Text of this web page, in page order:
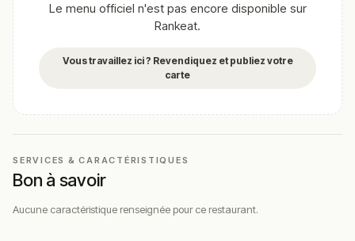
Cette description peut contenir des erreurs, n'hésitez pas à
nous aider en vous rendant sur :Améliorer la fiche de cet
Le menu officiel n'est pas encore disponible sur
Rankeat.
Vous travaillez ici ? Revendiquez et publiez votre
carte
SERVICES & CARACTÉRISTIQUES
Bon à savoir
Aucune caractéristique renseignée pour ce restaurant.